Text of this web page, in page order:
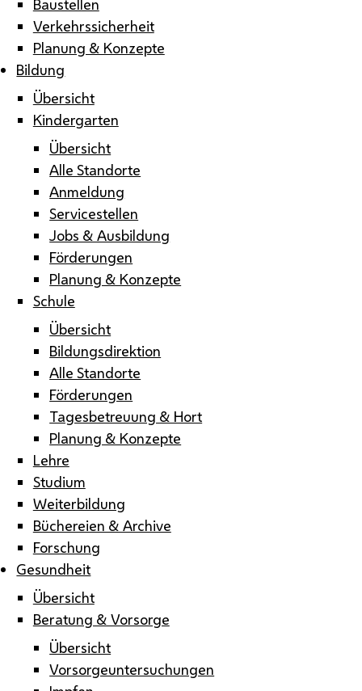
Verkehrssicherheit
Planung & Konzepte
Bildung
Übersicht
Kindergarten
Übersicht
Alle Standorte
Anmeldung
Servicestellen
Jobs & Ausbildung
Förderungen
Planung & Konzepte
Schule
Übersicht
Bildungsdirektion
Alle Standorte
Förderungen
Tagesbetreuung & Hort
Planung & Konzepte
Lehre
Studium
Weiterbildung
Büchereien & Archive
Forschung
Gesundheit
Übersicht
Beratung & Vorsorge
Übersicht
Vorsorgeuntersuchungen